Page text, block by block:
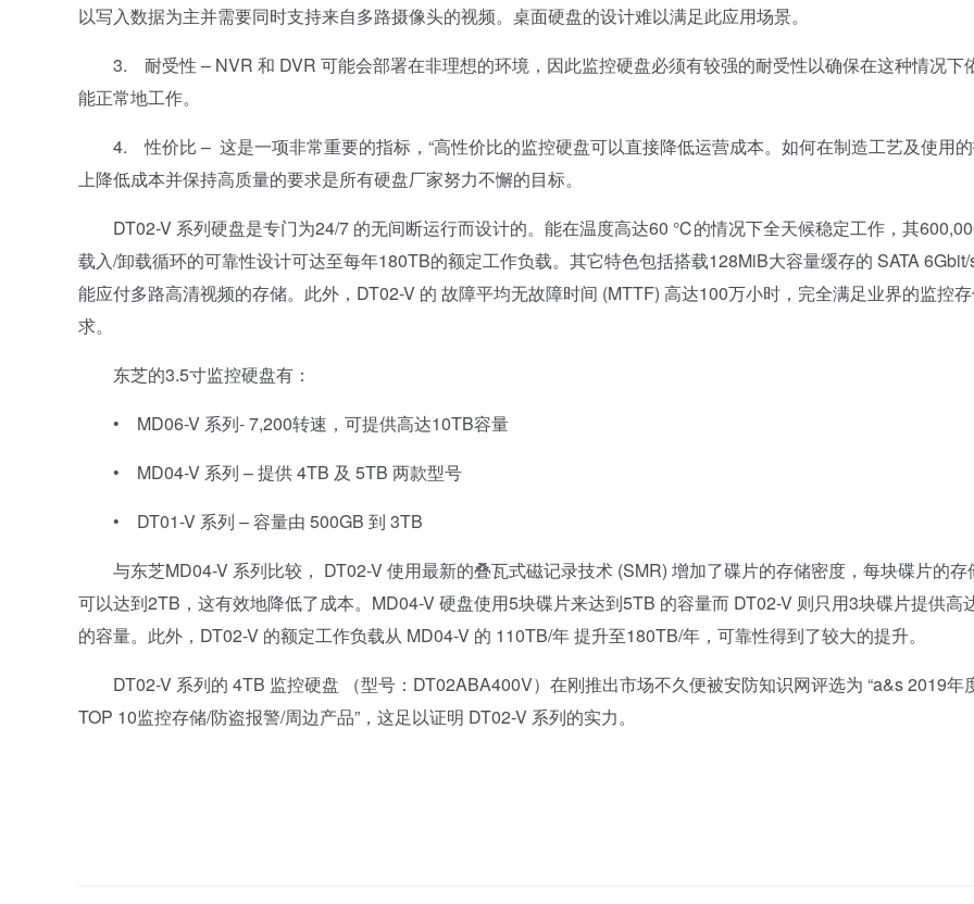
以写入数据为主并需要同时支持来自多路摄像头的视频。桌面硬盘的设计难以满足此应用场景。
3. 耐受性 – NVR 和 DVR 可能会部署在非理想的环境，因此监控硬盘必须有较强的耐受性以确保在这种情况下
能正常地工作。
4. 性价比 – 这是一项非常重要的指标，“高性价比的监控硬盘可以直接降低运营成本。如何在制造工艺及使用
上降低成本并保持高质量的要求是所有硬盘厂家努力不懈的目标。
DT02-V 系列硬盘是专门为24/7 的无间断运行而设计的。能在温度高达60 ℃的情况下全天候稳定工作，其
载入/卸载循环的可靠性设计可达至每年180TB的额定工作负载。其它特色包括搭载128MiB大容量缓存的 SATA
能应付多路高清视频的存储。此外，DT02-V 的 故障平均无故障时间 (MTTF) 高达100万小时，完全满足业界的监控
求。
东芝的3.5寸监控硬盘有：
• MD06-V 系列- 7,200转速，可提供高达10TB容量
• MD04-V 系列 – 提供 4TB 及 5TB 两款型号
• DT01-V 系列 – 容量由 500GB 到 3TB
与东芝MD04-V 系列比较， DT02-V 使用最新的叠瓦式磁记录技术 (SMR) 增加了碟片的存储密度，每块碟片的存
可以达到2TB，这有效地降低了成本。MD04-V 硬盘使用5块碟片来达到5TB 的容量而 DT02-V 则只用3块碟片提供高
的容量。此外，DT02-V 的额定工作负载从 MD04-V 的 110TB/年 提升至180TB/年，可靠性得到了较大的提升。
DT02-V 系列的 4TB 监控硬盘 （型号：DT02ABA400V）在刚推出市场不久便被安防知识网评选为 “a&s 2019年
TOP 10监控存储/防盗报警/周边产品”，这足以证明 DT02-V 系列的实力。